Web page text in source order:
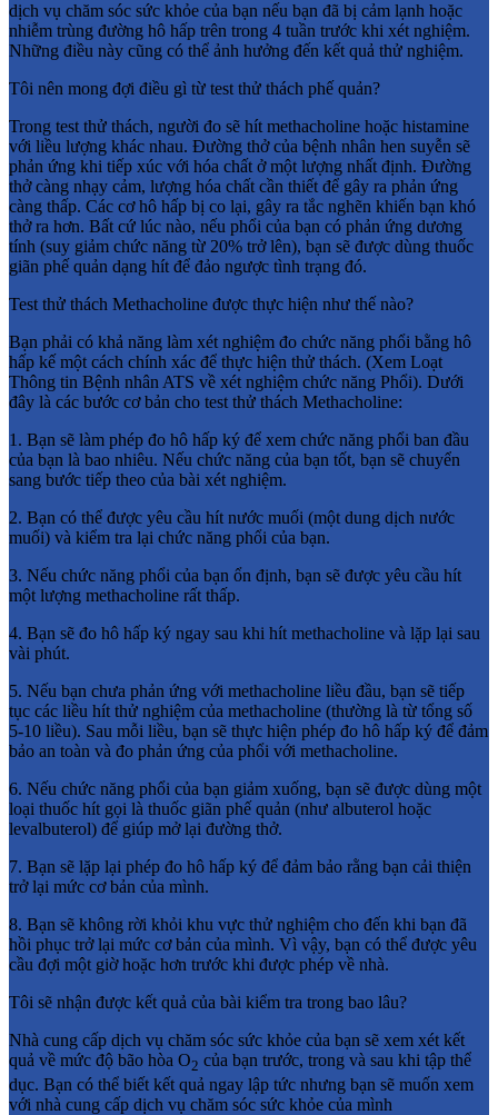
dịch vụ chăm sóc sức khỏe của bạn nếu bạn đã bị cảm lạnh hoặc
nhiễm trùng đường hô hấp trên trong 4 tuần trước khi xét nghiệm.
Những điều này cũng có thể ảnh hưởng đến kết quả thử nghiệm.
Tôi nên mong đợi điều gì từ test thử thách phế quản?
Trong test thử thách, người đo sẽ hít methacholine hoặc histamine
với liều lượng khác nhau. Đường thở của bệnh nhân hen suyễn sẽ
phản ứng khi tiếp xúc với hóa chất ở một lượng nhất định. Đường
thở càng nhạy cảm, lượng hóa chất cần thiết để gây ra phản ứng
càng thấp. Các cơ hô hấp bị co lại, gây ra tắc nghẽn khiến bạn khó
thở ra hơn. Bất cứ lúc nào, nếu phổi của bạn có phản ứng dương
tính (suy giảm chức năng từ 20% trở lên), bạn sẽ được dùng thuốc
giãn phế quản dạng hít để đảo ngược tình trạng đó.
Test thử thách Methacholine được thực hiện như thế nào?
Bạn phải có khả năng làm xét nghiệm đo chức năng phổi bằng hô
hấp kế một cách chính xác để thực hiện thử thách. (Xem Loạt
Thông tin Bệnh nhân ATS về xét nghiệm chức năng Phổi). Dưới
đây là các bước cơ bản cho test thử thách Methacholine:
1. Bạn sẽ làm phép đo hô hấp ký để xem chức năng phổi ban đầu
của bạn là bao nhiêu. Nếu chức năng của bạn tốt, bạn sẽ chuyển
sang bước tiếp theo của bài xét nghiệm.
2. Bạn có thể được yêu cầu hít nước muối (một dung dịch nước
muối) và kiểm tra lại chức năng phổi của bạn.
3. Nếu chức năng phổi của bạn ổn định, bạn sẽ được yêu cầu hít
một lượng methacholine rất thấp.
4. Bạn sẽ đo hô hấp ký ngay sau khi hít methacholine và lặp lại sau
vài phút.
5. Nếu bạn chưa phản ứng với methacholine liều đầu, bạn sẽ tiếp
tục các liều hít thử nghiệm của methacholine (thường là từ tổng số
5-10 liều). Sau mỗi liều, bạn sẽ thực hiện phép đo hô hấp ký để đảm
bảo an toàn và đo phản ứng của phổi với methacholine.
6. Nếu chức năng phổi của bạn giảm xuống, bạn sẽ được dùng một
loại thuốc hít gọi là thuốc giãn phế quản (như albuterol hoặc
levalbuterol) để giúp mở lại đường thở.
7. Bạn sẽ lặp lại phép đo hô hấp ký để đảm bảo rằng bạn cải thiện
trở lại mức cơ bản của mình.
8. Bạn sẽ không rời khỏi khu vực thử nghiệm cho đến khi bạn đã
hồi phục trở lại mức cơ bản của mình. Vì vậy, bạn có thể được yêu
cầu đợi một giờ hoặc hơn trước khi được phép về nhà.
Tôi sẽ nhận được kết quả của bài kiểm tra trong bao lâu?
Nhà cung cấp dịch vụ chăm sóc sức khỏe của bạn sẽ xem xét kết
quả về mức độ bão hòa O2 của bạn trước, trong và sau khi tập thể
dục. Bạn có thể biết kết quả ngay lập tức nhưng bạn sẽ muốn xem
với nhà cung cấp dịch vụ chăm sóc sức khỏe của mình